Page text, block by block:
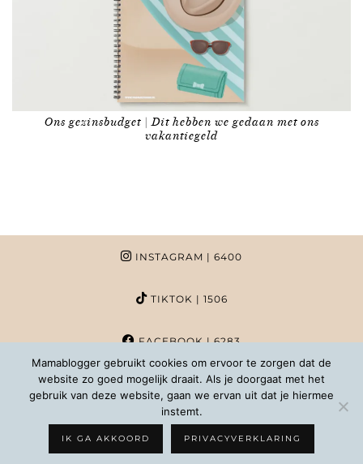
Ons gezinsbudget | Dit hebben we gedaan met ons
vakantiegeld
INSTAGRAM | 6400
TIKTOK | 1506
FACEBOOK| 6283
PINTEREST | 1020
WORDPRESS THEMES BYpipdig
Mamablogger gebruikt cookies om ervoor te zorgen dat de
website zo goed mogelijk draait. Als je doorgaat met het
gebruik van deze website, gaan we ervan uit dat je hiermee
instemt.
IK GA AKKOORD PRIVACYVERKLARING